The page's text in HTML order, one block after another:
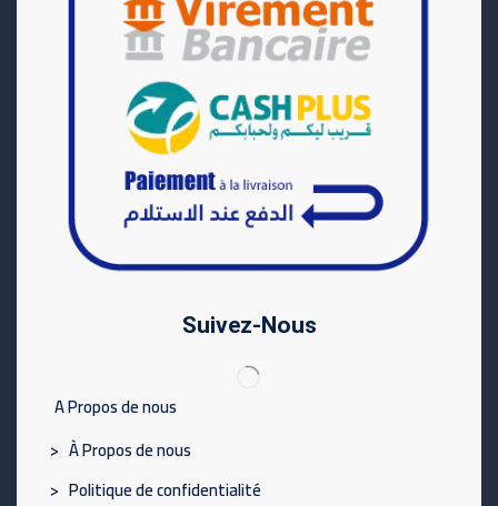
Suivez-Nous
A Propos de nous
> À Propos de nous
> Politique de confidentialité